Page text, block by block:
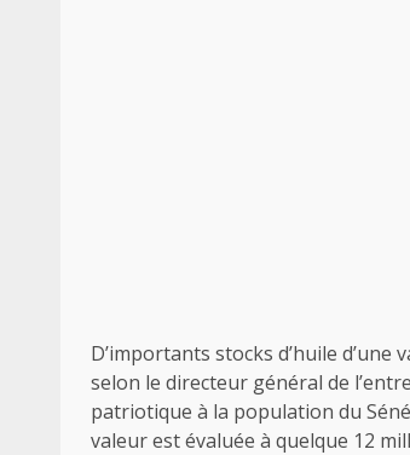
D’importants stocks d’huile d’une
selon le directeur général de
patriotique à la population du
valeur est évaluée à quelque 12